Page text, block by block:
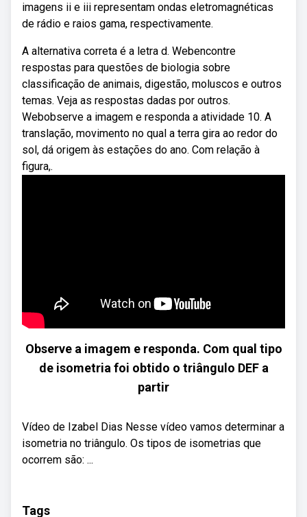
imagens ii e iii representam ondas eletromagnéticas
de rádio e raios gama, respectivamente.
A alternativa correta é a letra d. Webencontre
respostas para questões de biologia sobre
classificação de animais, digestão, moluscos e outros
temas. Veja as respostas dadas por outros.
Webobserve a imagem e responda a atividade 10. A
translação, movimento no qual a terra gira ao redor do
sol, dá origem às estações do ano. Com relação à
figura,.
Observe a imagem e responda. Com qual tipo
de isometria foi obtido o triângulo DEF a
partir
Vídeo de Izabel Dias Nesse vídeo vamos determinar a
isometria no triângulo. Os tipos de isometrias que
ocorrem são: ...
Tags